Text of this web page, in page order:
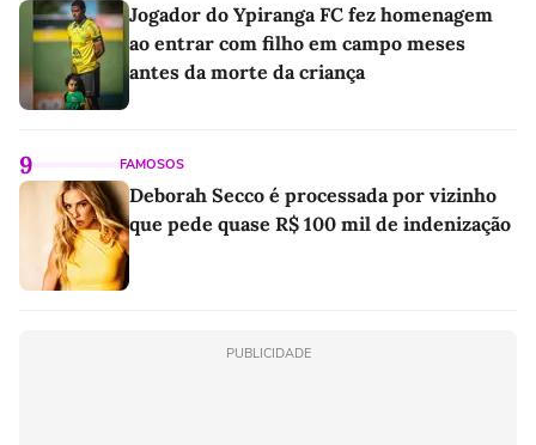
Jogador do Ypiranga FC fez homenagem
ao entrar com filho em campo meses
antes da morte da criança
9 FAMOSOS
Deborah Secco é processada por vizinho
que pede quase R$ 100 mil de indenização
PUBLICIDADE